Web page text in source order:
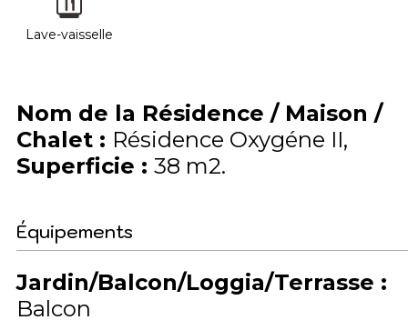
Lave-vaisselle
Nom de la Résidence / Maison /
Chalet : Résidence Oxygéne II
Superficie : 38 m2
Équipements
Jardin/Balcon/Loggia/Terrasse :
Balcon